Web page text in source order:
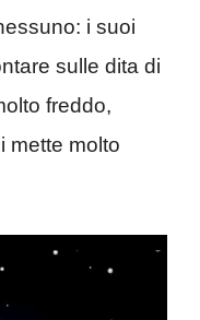
i suoi
sulle dita di
freddo,
mette molto